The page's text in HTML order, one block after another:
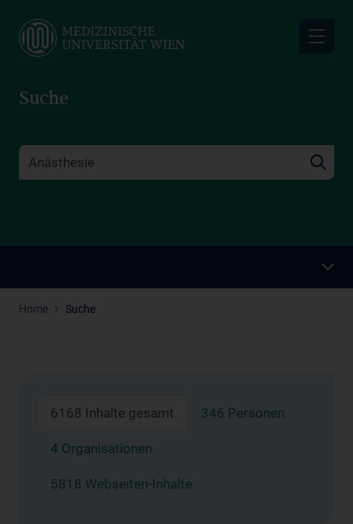
main
Suche
Home Suche
6168 Inhalte gesamt 346 Personen
4 Organisationen
5818 Webseiten-Inhalte